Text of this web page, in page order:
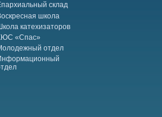
склад
школа
катехизаторов
«Спас»
отдел